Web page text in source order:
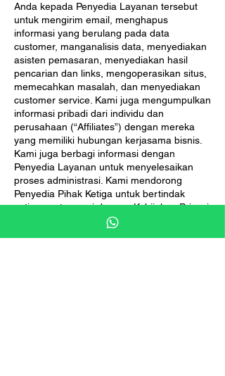
Anda kepada Penyedia Layanan tersebut
untuk mengirim email, menghapus
informasi yang berulang pada data
customer, manganalisis data, menyediakan
asisten pemasaran, menyediakan hasil
pencarian dan links, mengoperasikan situs,
memecahkan masalah, dan menyediakan
customer service. Kami juga mengumpulkan
informasi pribadi dari individu dan
perusahaan (“Affiliates”) dengan mereka
yang memiliki hubungan kerjasama bisnis.
Kami juga berbagi informasi dengan
Penyedia Layanan untuk menyelesaikan
proses administrasi. Kami mendorong
Penyedia Pihak Ketiga untuk bertindak
setiap saat sesuai dengan Kebijakan Privasi
kami serta untuk mengadopsi dan